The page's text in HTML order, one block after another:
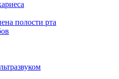
полости рта